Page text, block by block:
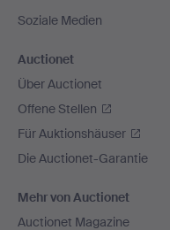
Soziale Medien
Auctionet
Über Auctionet
Offene Stellen
Für Auktionshäuser
Die Auctionet-Garantie
Mehr von Auctionet
Auctionet Magazine